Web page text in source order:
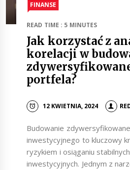
FINANSE
READ TIME : 5 MINUTES
Jak korzystać z
korelacji w
portfela?
12 KWIETNIA, 2024
Budowanie
inwestycyjnego to kluczowy
ryzykiem i osiąganiu
inwestycyjnych. Jednym z